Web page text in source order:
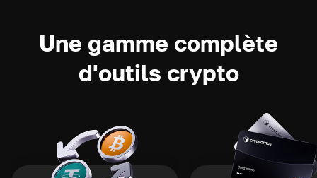
Une gamme complète
d'outils crypto